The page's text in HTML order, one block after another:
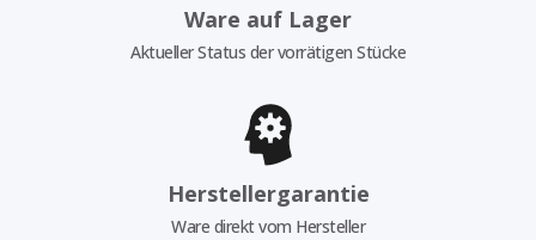
Ware auf Lager
Aktueller Status der vorrätigen Stücke
Herstellergarantie
Ware direkt vom Hersteller